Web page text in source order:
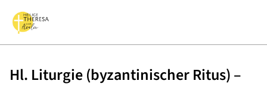
Hl. Liturgie (byzantinischer Ritus) –